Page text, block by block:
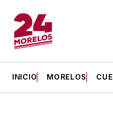
INICIO MORELOS